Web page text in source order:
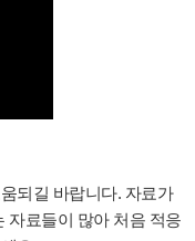
되길 바랍니다. 자료가
자료들이 많아 처음 적응